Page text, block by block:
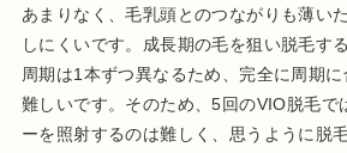
あまりなく、毛乳頭とのつながりも薄い
しにくいです。成長期の毛を狙い脱毛す
周期は1本ずつ異なるため、完全に周期
難しいです。そのため、5回のVIO脱毛で
ーを照射するのは難しく、思うように脱